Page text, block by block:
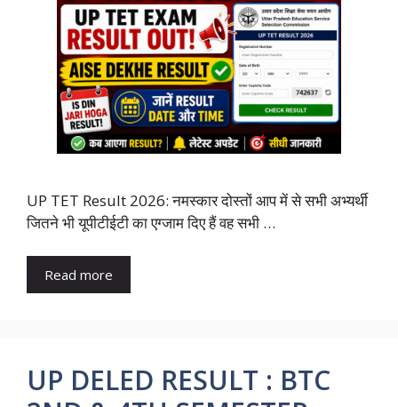
UP TET Result 2026: नमस्कार दोस्तों आप में से सभी अभ्यर्थी
जितने भी यूपीटीईटी का एग्जाम दिए हैं वह सभी …
Read more
UP DELED RESULT : BTC